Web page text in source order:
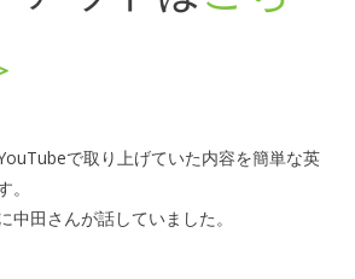
で取り上げていた内容を簡単な英
中田さんが話していました。